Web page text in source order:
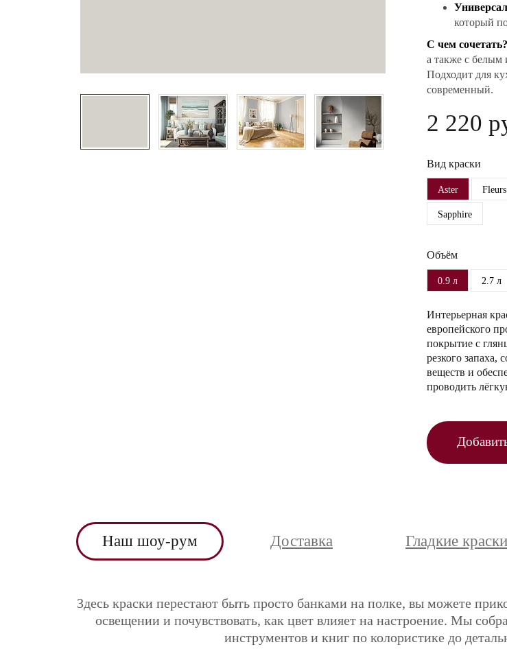
который
С чем сочетать?
а также с белым
Подходит для
современный.
2 220
Вид краски
Aster Fleurs
Sapphire
Объём
0.9 л 2.7 л
Интерьерная
европейского
покрытие с
резкого запаха,
веществ и
проводить
Наш шоу-рум Доставка Гладкие краски
Здесь краски перестают быть просто банками на полке, вы можете
освещении и почувствовать, как цвет влияет на настроение. Мы
инструментов и книг по колористике до